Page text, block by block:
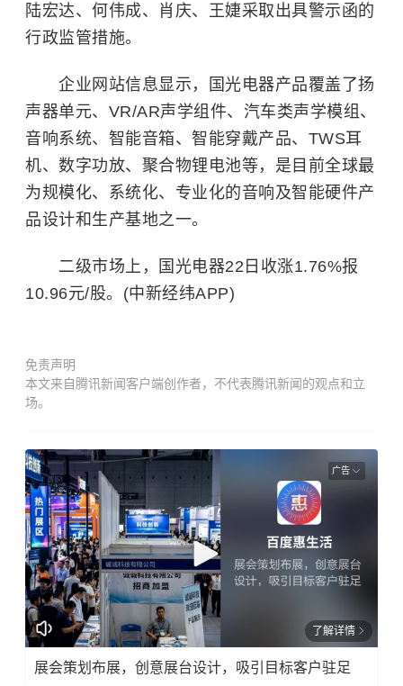
陆宏达、何伟成、肖庆、王婕采取出具警示函的
行政监管措施。
企业网站信息显示，国光电器产品覆盖了扬
声器单元、VR/AR声学组件、汽车类声学模组、
音响系统、智能音箱、智能穿戴产品、TWS耳
机、数字功放、聚合物锂电池等，是目前全球最
为规模化、系统化、专业化的音响及智能硬件产
品设计和生产基地之一。
二级市场上，国光电器22日收涨1.76%报
10.96元/股。(中新经纬APP)
免责声明
本文来自腾讯新闻客户端创作者，不代表腾讯新闻的观点和立
场。
广告
了解详情
展会策划布展，创意展台设计，吸引目标客户驻足